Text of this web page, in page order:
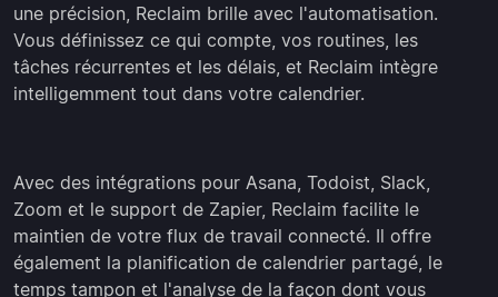
une précision, Reclaim brille avec l'automatisation.
Vous définissez ce qui compte, vos routines, les
tâches récurrentes et les délais, et Reclaim intègre
intelligemment tout dans votre calendrier.
Avec des intégrations pour Asana, Todoist, Slack,
Zoom et le support de Zapier, Reclaim facilite le
maintien de votre flux de travail connecté. Il offre
également la planification de calendrier partagé, le
temps tampon et l'analyse de la façon dont vous